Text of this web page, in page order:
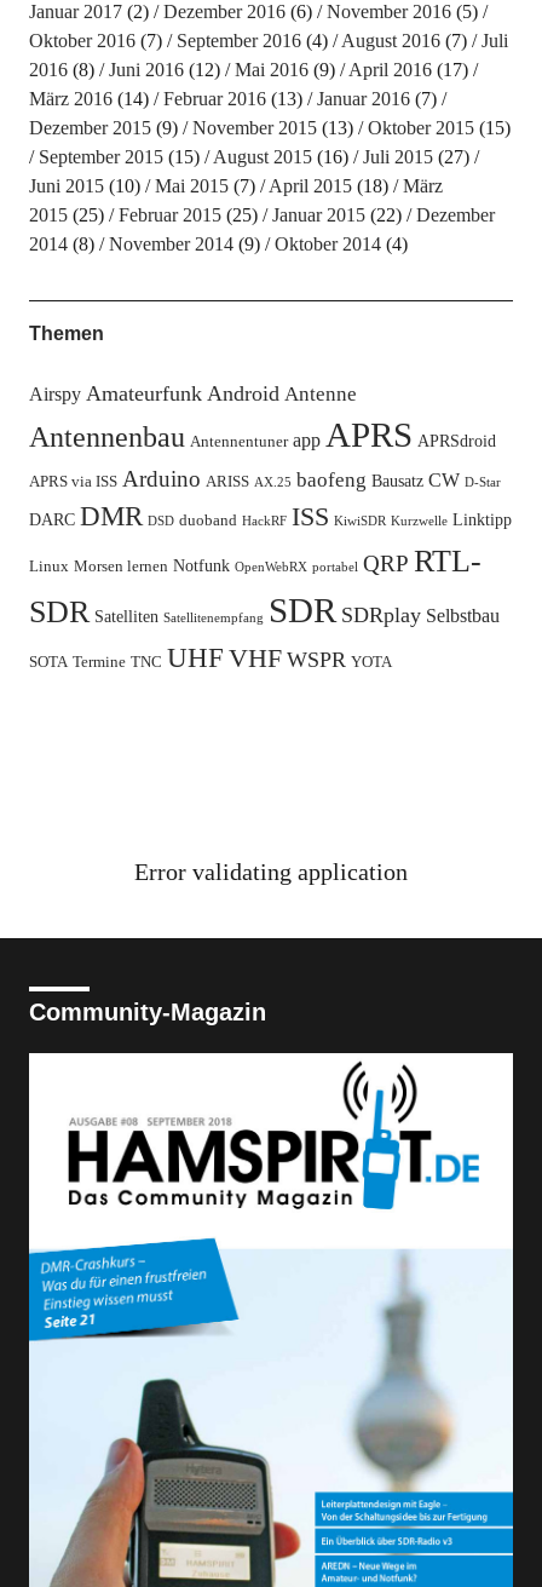
Januar 2017(2) Dezember 2016(6) November 2016(5)
Oktober 2016(7) September 2016(4) August 2016(7)
Juli
2016(8) Juni 2016(12) Mai 2016(9) April 2016(17)
März 2016(14) Februar 2016(13) Januar 2016(7)
Dezember 2015(9) November 2015(13) Oktober 2015(15)
September 2015(15) August 2015(16) Juli 2015(27)
Juni 2015(10) Mai 2015(7) April 2015(18)
März
2015(25) Februar 2015(25) Januar 2015(22)
Dezember
2014(8) November 2014(9) Oktober 2014(4)
Themen
Airspy Amateurfunk Android Antenne
Antennenbau Antennentuner app APRS APRSdroid
APRS via ISS Arduino ARISS AX.25 baofeng Bausatz CW D-Star
DARC DMR DSD duoband HackRF ISS KiwiSDR Kurzwelle Linktipp
Linux Morsen lernen Notfunk OpenWebRX portabel QRP RTL-
SDR Satelliten Satellitenempfang SDR SDRplay Selbstbau
SOTA Termine TNC UHF VHF WSPR YOTA
Error validating application
Community-Magazin